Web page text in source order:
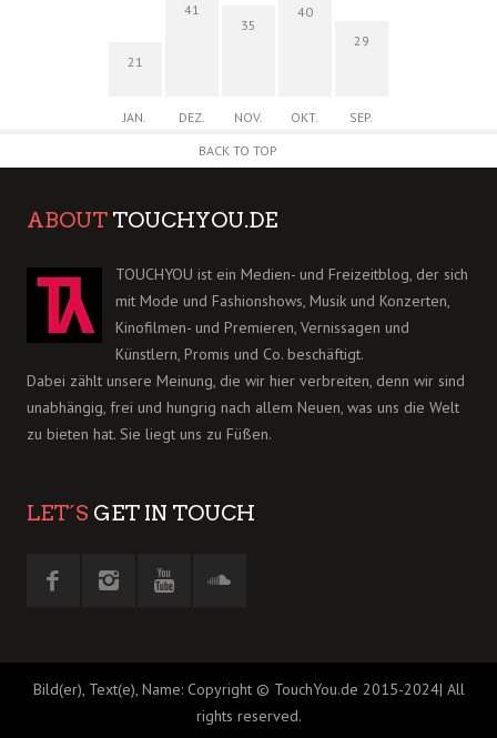
21
JAN.
41
DEZ.
35
NOV.
40
OKT.
29
SEP.
BACK TO TOP
ABOUT TOUCHYOU.DE
TOUCHYOU ist ein Medien- und Freizeitblog, der sich
mit Mode und Fashionshows, Musik und Konzerten,
Kinofilmen- und Premieren, Vernissagen und
Künstlern, Promis und Co. beschäftigt.
Dabei zählt unsere Meinung, die wir hier verbreiten, denn wir sind
unabhängig, frei und hungrig nach allem Neuen, was uns die Welt
zu bieten hat. Sie liegt uns zu Füßen.
LET´S GET IN TOUCH
Bild(er), Text(e), Name: Copyright © TouchYou.de 2015-2024| All
rights reserved.